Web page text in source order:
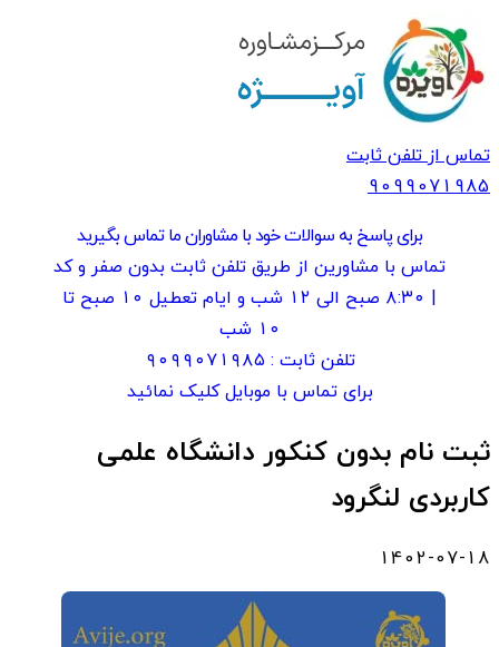
تماس از تلفن ثابت
9099071985
برای پاسخ به سوالات خود با مشاوران ما تماس بگیرید
تماس با مشاورین از طریق تلفن ثابت بدون صفر و کد
| ۸:۳۰ صبح الی ۱۲ شب و ایام تعطیل ۱۰ صبح تا
۱۰ شب
تلفن ثابت : ۹۰۹۹۰۷۱۹۸۵
برای تماس با موبایل کلیک نمائید
ثبت نام بدون کنکور دانشگاه علمی
کاربردی لنگرود
1402-07-18